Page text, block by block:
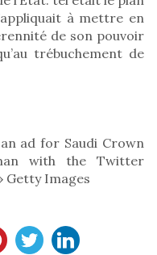
à mettre en
de son pouvoir
trébuchement de
ad for Saudi Crown
with the Twitter
Getty Images